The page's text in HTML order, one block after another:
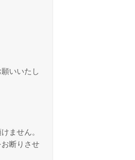
いいたし
ません。
断りさせ